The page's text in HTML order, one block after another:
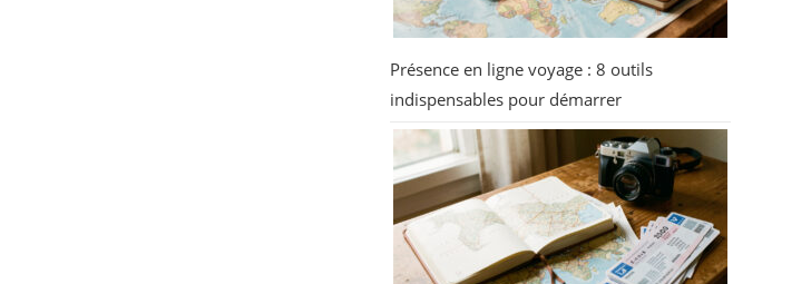
Présence en ligne voyage : 8 outils
indispensables pour démarrer